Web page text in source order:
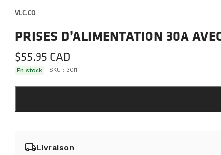
VLC.CO
PRISES D’ALIMENTATION 30A
$55.95
En stock SKU : 3011
local_shippingLivraison